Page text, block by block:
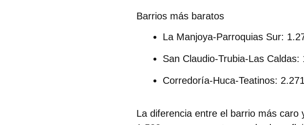
Barrios más baratos
La Manjoya-Parroquias Sur:
San Claudio-Trubia-Las Caldas:
Corredoría-Huca-Teatinos:
La diferencia entre el barrio más